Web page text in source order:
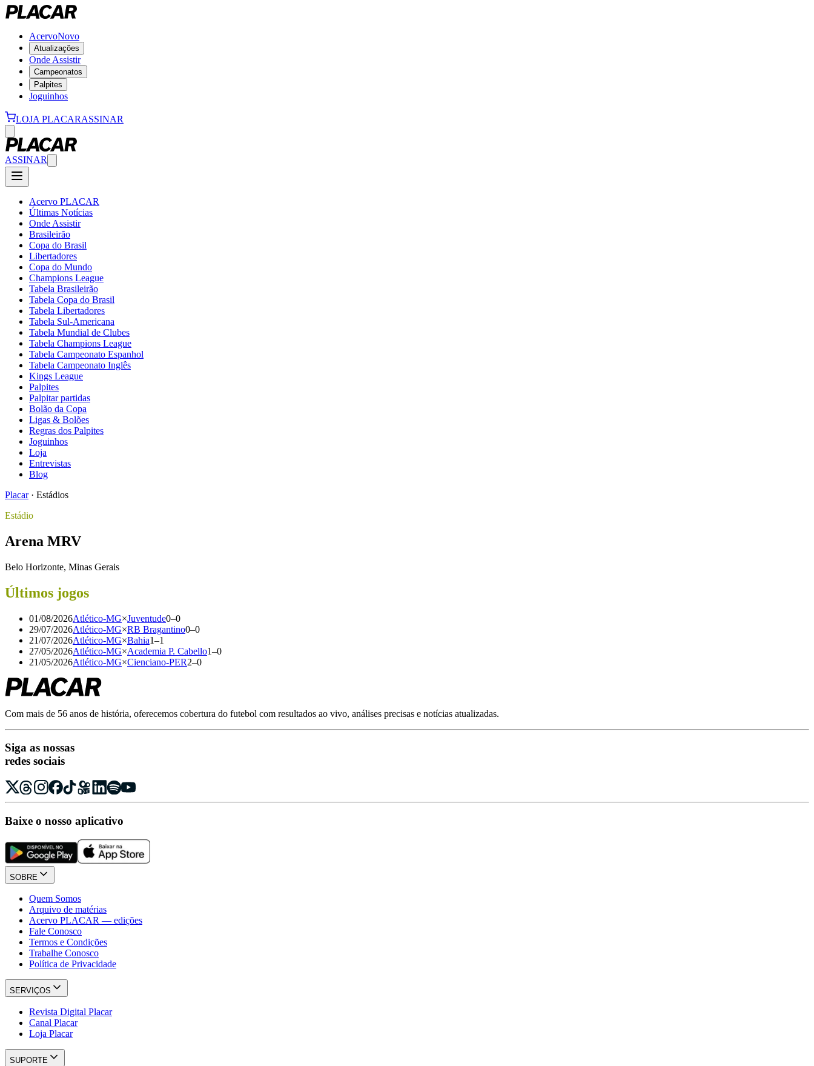
AcervoNovo
Atualizações
Onde Assistir
Campeonatos
Palpites
Joguinhos
LOJA PLACARASSINAR
ASSINAR
Acervo PLACAR
Últimas Notícias
Onde Assistir
Brasileirão
Copa do Brasil
Libertadores
Copa do Mundo
Champions League
Tabela Brasileirão
Tabela Copa do Brasil
Tabela Libertadores
Tabela Sul-Americana
Tabela Mundial de Clubes
Tabela Champions League
Tabela Campeonato Espanhol
Tabela Campeonato Inglês
Kings League
Palpites
Palpitar partidas
Bolão da Copa
Ligas & Bolões
Regras dos Palpites
Joguinhos
Loja
Entrevistas
Blog
Placar · Estádios
Estádio
Arena MRV
Belo Horizonte, Minas Gerais
Últimos jogos
01/08/2026Atlético-MG×Juventude0–0
29/07/2026Atlético-MG×RB Bragantino0–0
21/07/2026Atlético-MG×Bahia1–1
27/05/2026Atlético-MG×Academia P. Cabello1–0
21/05/2026Atlético-MG×Cienciano-PER2–0
Com mais de 56 anos de história, oferecemos cobertura do futebol com resultados ao vivo, análises precisas e notícias atualizadas.
Siga as nossas
redes sociais
Baixe o nosso aplicativo
SOBRE
Quem Somos
Arquivo de matérias
Acervo PLACAR — edições
Fale Conosco
Termos e Condições
Trabalhe Conosco
Política de Privacidade
SERVIÇOS
Revista Digital Placar
Canal Placar
Loja Placar
SUPORTE